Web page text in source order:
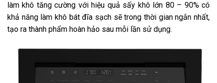
làm khô tăng cường với hiệu quả sấy khô lớn 80 – 90% có
khả năng làm khô bát đĩa sạch sẽ trong thời gian ngắn nhất,
tạo ra thành phẩm hoàn hảo sau mỗi lần sử dụng.